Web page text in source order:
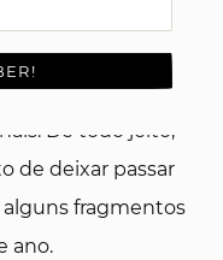
levou a meses
tempo para
De todo jeito,
de deixar passar
alguns fragmentos
ano.